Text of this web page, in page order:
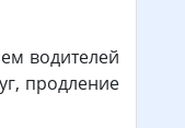
водителей
продление